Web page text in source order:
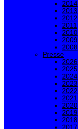
2014
2013
2012
2011
2010
2009
2008
Presse
2026
2025
2024
2023
2022
2021
2020
2019
2018
2017